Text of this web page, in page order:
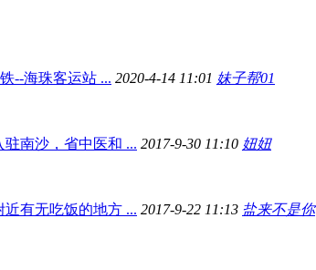
--海珠客运站 ... 2020-4-14 11:01 妹子帮01
驻南沙，省中医和 ... 2017-9-30 11:10 妞妞
有无吃饭的地方 ... 2017-9-22 11:13 盐来不是你